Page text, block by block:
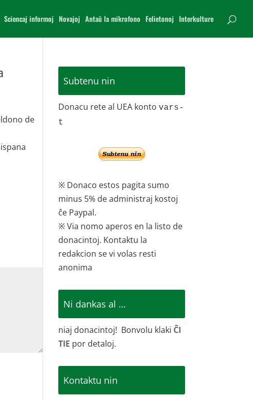
Sciencaj informoj Novajoj Antaŭ la mikrofono Felietonoj Interkulture
de
Subtenu nin
Donacu rete al UEA kontovars-
t
※ Donaco estos pagita sumo
minus 5% de administraj kostoj
ĉe Paypal.
※ Via nomo aperos en la listo de
donacintoj. Kontaktu la
redakcion se vi volas resti
anonima
Ni dankas al …
niaj donacintoj! Bonvolu klaki ĈI
TIE por detaloj.
Kontaktu nin